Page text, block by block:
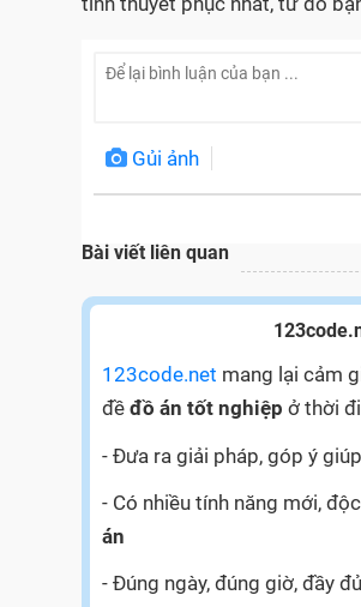
Gủi ảnh
Bài viết liên quan
123code.net mang lại cảm
đề đồ án tốt nghiệp ở thời
- Đưa ra giải pháp, góp ý
- Có nhiều tính năng mới,
án
- Đúng ngày, đúng giờ, đầy